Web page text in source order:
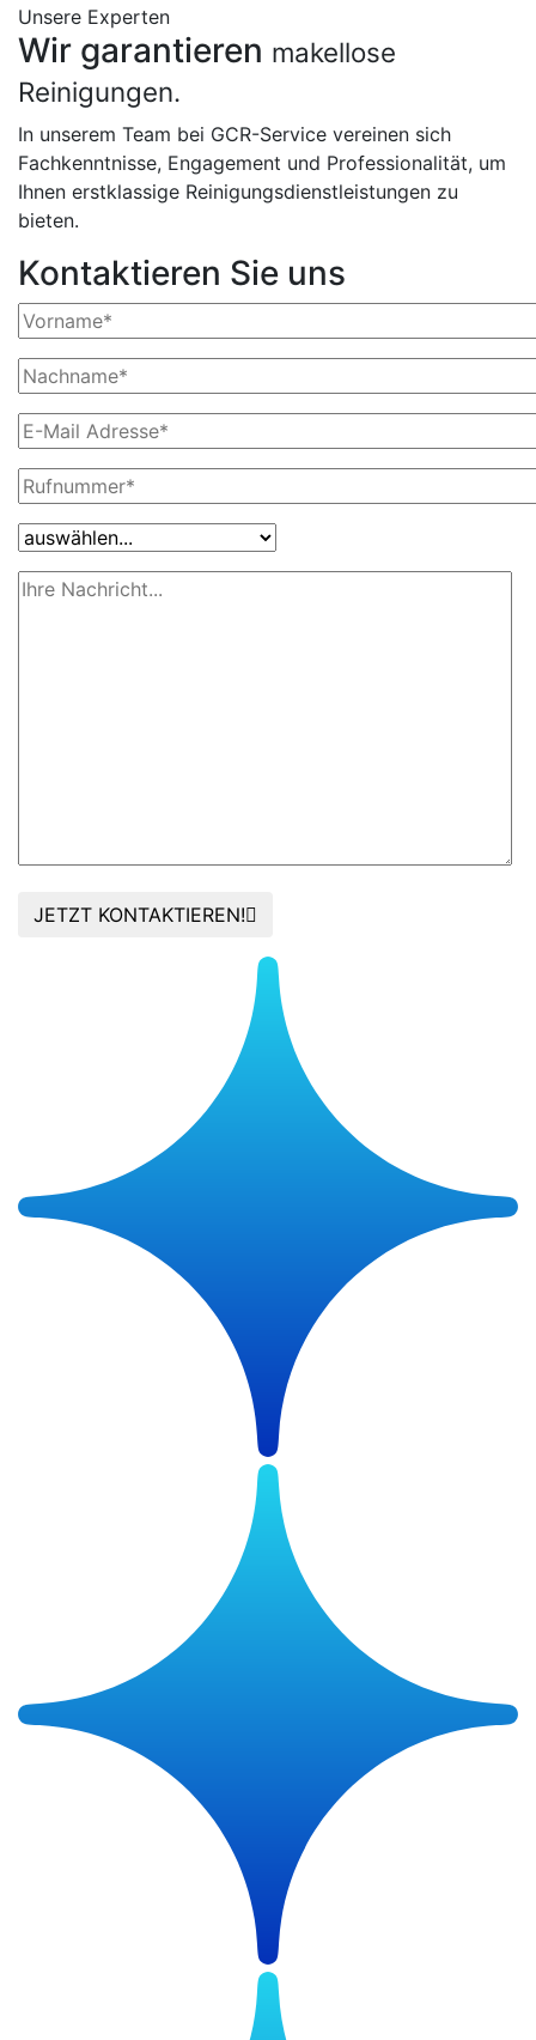
Unsere Experten
Wir garantieren makellose
Reinigungen.
In unserem Team bei GCR-Service vereinen sich
Fachkenntnisse, Engagement und Professionalität, um
Ihnen erstklassige Reinigungsdienstleistungen zu
bieten.
Kontaktieren Sie uns
JETZT KONTAKTIEREN!